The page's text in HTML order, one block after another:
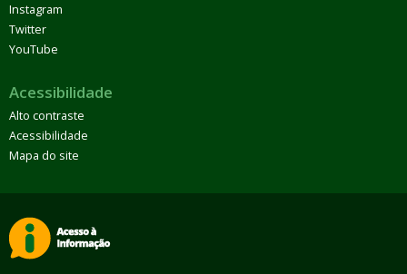
Instagram
Twitter
YouTube
Acessibilidade
Alto contraste
Acessibilidade
Mapa do site